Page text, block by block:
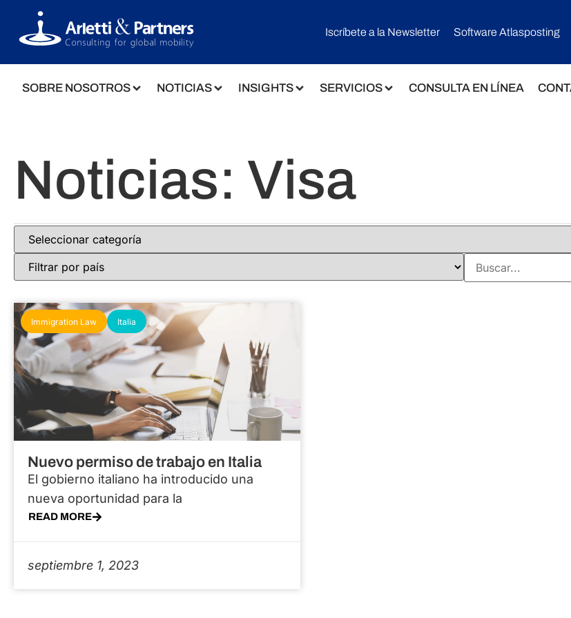
Iscríbete a la Newsletter Software Atlasposting
SOBRE NOSOTROS NOTICIAS INSIGHTS SERVICIOS CONSULTA EN LÍNEA
Noticias: Visa
Nuevo permiso de trabajo en Italia
nueva oportunidad para la
READ MORE